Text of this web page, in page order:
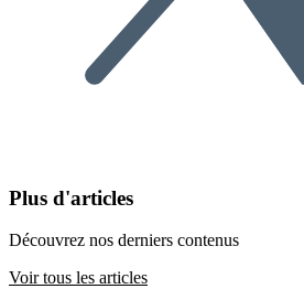
Plus d'articles
Découvrez nos derniers contenus
Voir tous les articles